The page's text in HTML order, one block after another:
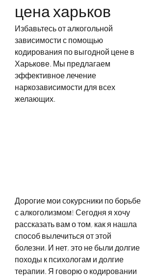
цена харьков
Избавьтесь от алкогольной
зависимости с помощью
кодирования по выгодной цене в
Харькове. Мы предлагаем
эффективное лечение
наркозависимости для всех
желающих.
Дорогие мои сокурсники по борьбе
с алкоголизмом! Сегодня я хочу
рассказать вам о том, как я нашла
способ вылечиться от этой
болезни. И нет, это не были долгие
походы к психологам и долгие
терапии. Я говорю о кодировании